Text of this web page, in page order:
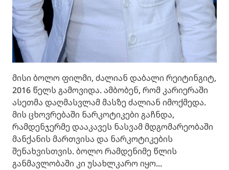
მისი ბოლო ფილმი, ძალიან დაბალი რეიტინგიტ,
2016 წელს გამოვიდა. ამბობენ, რომ კარიერაში
ასეთმა დაღმასვლამ მასზე ძალიან იმოქმედა.
მის ცხოვრებაში ნარკოტიკები გაჩნდა,
რამდენჯერმე დააკავეს ნასვამ მდგომარეობაში
მანქანის მართვისა და ნარკოტიკების
შენახვისთვის. ბოლო რამდენიმე წლის
განმავლობაში კი უსახლკარო იყო...